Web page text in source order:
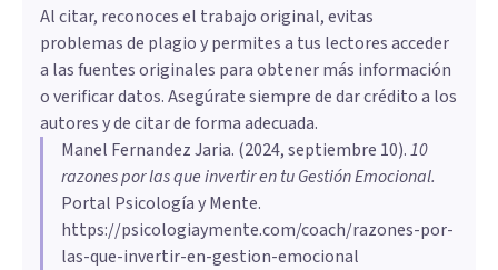
Al citar, reconoces el trabajo original, evitas
problemas de plagio y permites a tus lectores acceder
a las fuentes originales para obtener más información
o verificar datos. Asegúrate siempre de dar crédito a los
autores y de citar de forma adecuada.
Manel Fernandez Jaria. (2024, septiembre 10).10
razones por las que invertir en tu Gestión Emocional.
Portal Psicología y Mente.
https://psicologiaymente.com/coach/razones-por-
las-que-invertir-en-gestion-emocional